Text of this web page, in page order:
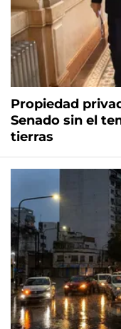
Propiedad
Senado sin el
tierras